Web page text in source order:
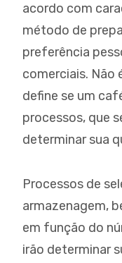
acordo com
método de
preferência
comerciais. Não
define se um
processos, que
determinar sua
Processos de
armazenagem,
em função do
irão determinar